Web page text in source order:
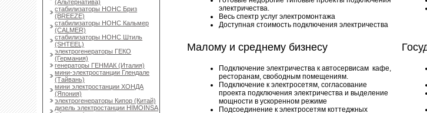
электричества.
Весь спектр услуг электромонтажа
Доступная стоимость подключения электричества
Малому и среднему бизнесу
Подключение электричества к автосервисам кафе,
ресторанам, свободным помещениям.
Подключение к электросетям, согласование
проекта подключения электричества и выделение
мощности в ускоренном режиме
Подсоединение к электросетям коттеджных
(Альтернатива)
стабилизаторы НОНС Бриз
(BREEZE)
стабилизаторы НОНС Кальмер
(CALMER)
стабилизаторы НОНС Штиль
(SHTEEL)
электрогенераторы ГЕКО
(Германия)
генераторы ГЕНМАК (Италия)
мини-электростанции Глендале
(Тайвань)
мини электростанции ХОНДА
(Япония)
электрогенераторы Кипор (Китай)
дизель электростанции HIMOINSA